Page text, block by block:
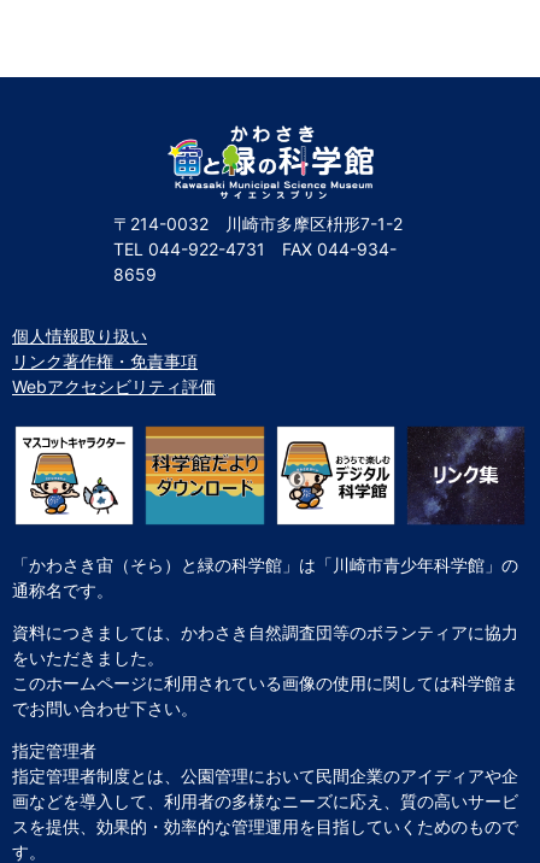
〒214-0032 川崎市多摩区枡形7-1-2
TEL 044-922-4731 FAX 044-934-
8659
個人情報取り扱い
リンク著作権・免責事項
Webアクセシビリティ評価
「かわさき宙（そら）と緑の科学館」は「川崎市青少年科学館」の
通称名です。
資料につきましては、かわさき自然調査団等のボランティアに協力
をいただきました。
このホームページに利用されている画像の使用に関しては科学館ま
でお問い合わせ下さい。
指定管理者
指定管理者制度とは、公園管理において民間企業のアイディアや企
画などを導入して、利用者の多様なニーズに応え、質の高いサービ
スを提供、効果的・効率的な管理運用を目指していくためのもので
す。